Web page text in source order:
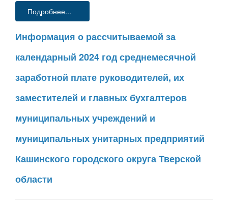
Подробнее...
Информация о рассчитываемой за
календарный 2024 год среднемесячной
заработной плате руководителей, их
заместителей и главных бухгалтеров
муниципальных учреждений и
муниципальных унитарных предприятий
Кашинского городского округа Тверской
области